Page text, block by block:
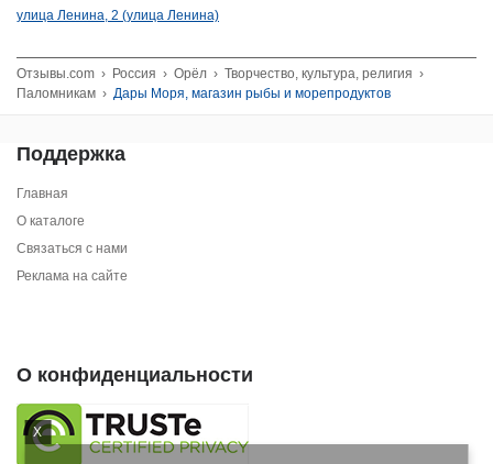
X
улица Ленина, 2 (улица Ленина)
Отзывы.com › Россия › Орёл › Творчество, культура, религия ›
Паломникам › Дары Моря, магазин рыбы и морепродуктов
Поддержка
Главная
О каталоге
Связаться с нами
Реклама на сайте
О конфиденциальности